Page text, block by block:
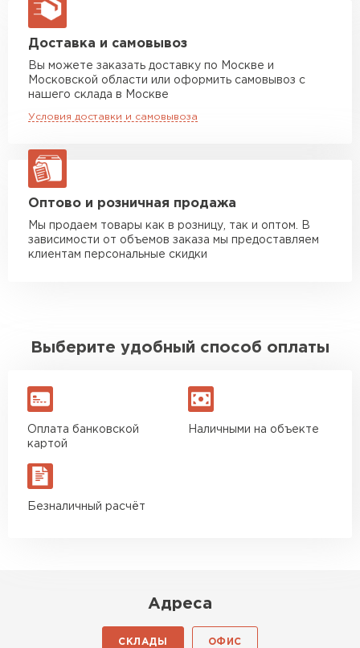
макс. длина груза 13,5 м
Манипулятор до 5 тн
Манипулятор до 10 тн
макс. длина груза 8 м
макс. длина груза 13,5 м
ЗАКАЗАТЬ С ДОСТАВКОЙ
Доставка и самовывоз
Вы можете заказать доставку по Москве и
Московской области или оформить самовывоз с
нашего склада в Москве
Условия доставки и самовывоза
Оптово и розничная продажа
Мы продаем товары как в розницу, так и оптом. В
зависимости от объемов заказа мы предоставляем
клиентам персональные скидки
Выберите удобный способ оплаты
Оплата банковской
картой
Наличными на объекте
Безналичный расчёт
Адреса
СКЛАДЫ ОФИС